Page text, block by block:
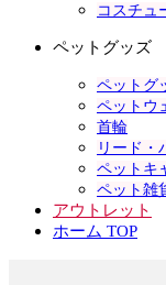
コスチュ
ペットグッズ
ペットグ
ペットウ
首輪
リード・
ペットキ
ペット雑
アウトレット
ホーム TOP